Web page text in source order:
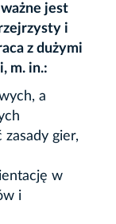
jest
i
z dużymi
m. in.:
a
zasady gier,
w
i